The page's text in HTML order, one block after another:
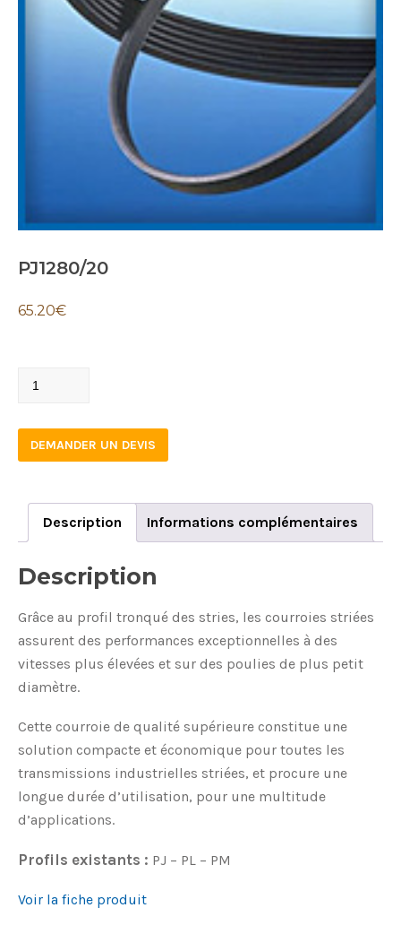
PJ1280/20
65.20€
PJ1280/20
DEMANDER UN DEVIS
Description Informations complémentaires
Description
Grâce au profil tronqué des stries, les courroies striées
assurent des performances exceptionnelles à des
vitesses plus élevées et sur des poulies de plus petit
diamètre.
Cette courroie de qualité supérieure constitue une
solution compacte et économique pour toutes les
transmissions industrielles striées, et procure une
longue durée d’utilisation, pour une multitude
d’applications.
Profils existants : PJ – PL – PM
Voir la fiche produit